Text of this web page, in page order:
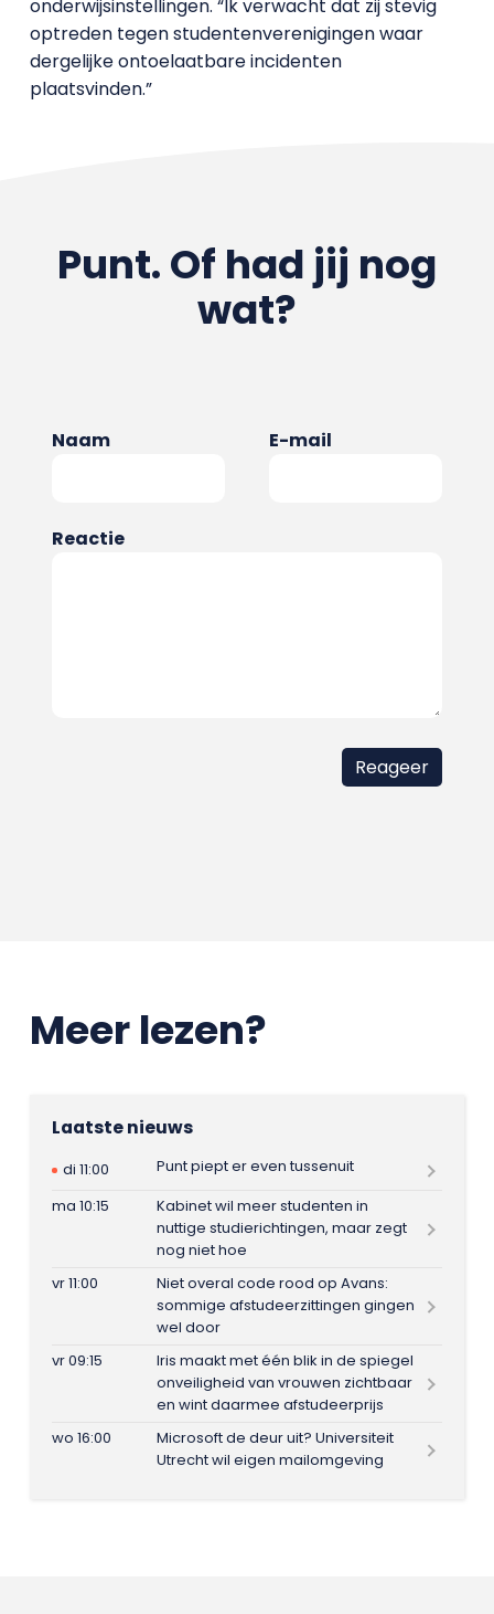
onderwijsinstellingen. “Ik verwacht dat zij stevig
optreden tegen studentenverenigingen waar
dergelijke ontoelaatbare incidenten
plaatsvinden.”
Punt. Of had jij nog
wat?
Naam E-mail
Reactie
Meer lezen?
Laatste nieuws
di 11:00
Punt piept er even tussenuit
ma 10:15
Kabinet wil meer studenten in
nuttige studierichtingen, maar zegt
nog niet hoe
vr 11:00
Niet overal code rood op Avans:
sommige afstudeerzittingen gingen
wel door
vr 09:15
Iris maakt met één blik in de spiegel
onveiligheid van vrouwen zichtbaar
en wint daarmee afstudeerprijs
wo 16:00
Microsoft de deur uit? Universiteit
Utrecht wil eigen mailomgeving